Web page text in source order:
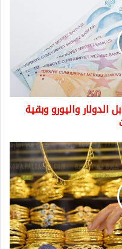
الدولار واليورو وبقية